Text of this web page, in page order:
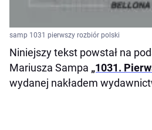
samp 1031 pierwszy rozbiór polski
Niniejszy tekst powstał na
Mariusza Sampa „1031.
wydanej nakładem